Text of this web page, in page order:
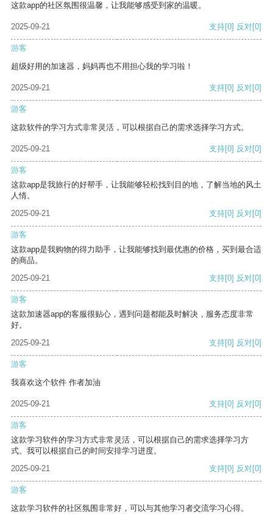
这款app的社区氛围很温馨，让我能够感受到家的温暖。
2025-09-21 支持[0] 反对[0]
游客
超级好用的加速器，妈妈再也不用担心我的学习啦！
2025-09-21 支持[0] 反对[0]
游客
这款软件的学习方式非常灵活，可以根据自己的需求选择学习方式。
2025-09-21 支持[0] 反对[0]
游客
这款app是我旅行的好帮手，让我能够轻松找到目的地，了解当地的风土
人情。
2025-09-21
支持[0] 反对[0]
游客
这款app是我购物的得力助手，让我能够找到最优惠的价格，买到最合适
的商品。
2025-09-21
支持[0] 反对[0]
游客
这款加速器app的客服很贴心，遇到问题都能及时解决，服务态度非常
好。
2025-09-21
支持[0] 反对[0]
游客
我喜欢这个软件 作者加油
2025-09-21 支持[0] 反对[0]
游客
这款学习软件的学习方式非常灵活，可以根据自己的需求选择学习方
式。我可以根据自己的时间安排学习进度。
2025-09-21
支持[0] 反对[0]
游客
这款学习软件的社区氛围非常好，可以与其他学习者交流学习心得。